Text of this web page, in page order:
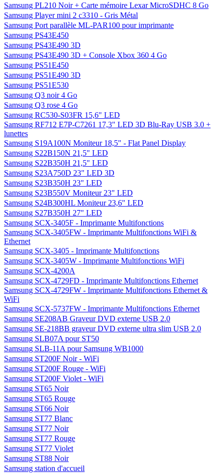
Samsung PL210 Noir + Carte mémoire Lexar MicroSDHC 8 Go
Samsung Player mini 2 c3310 - Gris Métal
Samsung Port parallèle ML-PAR100 pour imprimante
Samsung PS43E450
Samsung PS43E490 3D
Samsung PS43E490 3D + Console Xbox 360 4 Go
Samsung PS51E450
Samsung PS51E490 3D
Samsung PS51E530
Samsung Q3 noir 4 Go
Samsung Q3 rose 4 Go
Samsung RC530-S03FR 15,6" LED
Samsung RF712 E7P-C7261 17,3" LED 3D Blu-Ray USB 3.0 +
lunettes
Samsung S19A100N Moniteur 18,5" - Flat Panel Display
Samsung S22B150N 21,5" LED
Samsung S22B350H 21,5" LED
Samsung S23A750D 23" LED 3D
Samsung S23B350H 23" LED
Samsung S23B550V Moniteur 23" LED
Samsung S24B300HL Moniteur 23,6" LED
Samsung S27B350H 27" LED
Samsung SCX-3405F - Imprimante Multifonctions
Samsung SCX-3405FW - Imprimante Multifonctions WiFi &
Ethernet
Samsung SCX-3405 - Imprimante Multifonctions
Samsung SCX-3405W - Imprimante Multifonctions WiFi
Samsung SCX-4200A
Samsung SCX-4729FD - Imprimante Multifonctions Ethernet
Samsung SCX-4729FW - Imprimante Multifonctions Ethernet &
WiFi
Samsung SCX-5737FW - Imprimante Multifonctions Ethernet
Samsung SE208AB Graveur DVD externe USB 2.0
Samsung SE-218BB graveur DVD externe ultra slim USB 2.0
Samsung SLB07A pour ST50
Samsung SLB-11A pour Samsung WB1000
Samsung ST200F Noir - WiFi
Samsung ST200F Rouge - WiFi
Samsung ST200F Violet - WiFi
Samsung ST65 Noir
Samsung ST65 Rouge
Samsung ST66 Noir
Samsung ST77 Blanc
Samsung ST77 Noir
Samsung ST77 Rouge
Samsung ST77 Violet
Samsung ST88 Noir
Samsung station d'accueil